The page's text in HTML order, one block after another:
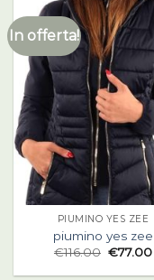
In offerta!
PIUMINO YES ZEE
piumino yes zee
€116.00 €77.00